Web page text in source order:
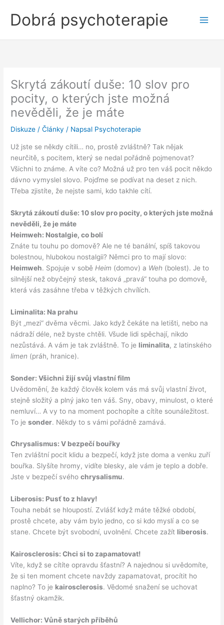
obsahDobrá psychoterapie
Skrytá zákoutí duše: 10 slov pro
pocity, o kterých jste možná
nevěděli, že je máte
Diskuze /Články / Napsal Psychoterapie
Už jste se někdy cítili… no, prostě zvláštně? Tak nějak
neurčitě, s pocitem, který se nedal pořádně pojmenovat?
Všichni to známe. A víte co? Možná už pro ten váš pocit někdo
dávno vymyslel slovo. Pojďme se podívat na deset z nich.
Třeba zjistíte, že nejste sami, kdo takhle cítí.
Skrytá zákoutí duše: 10 slov pro pocity, o kterých jste možná
nevěděli, že je máte
Heimweh: Nostalgie, co bolí
Znáte tu touhu po domově? Ale ne té banální, spíš takovou
bolestnou, hlubokou nostalgii? Němci pro to mají slovo:
Heimweh. Spojuje v sobě Heim (domov) a Weh (bolest). Je to
silnější než obyčejný stesk, taková „pravá“ touha po domově,
která vás zasáhne třeba v těžkých chvílích.
Liminalita: Na prahu
Být „mezi“ dvěma věcmi. Jako když čekáte na letišti, nebo na
nádraží déle, než byste chtěli. Všude lidi spěchají, nikdo
nezůstává. A vám je tak zvláštně. To je liminalita, z latinského
limen (práh, hranice).
Sonder: Všichni žijí svůj vlastní film
Uvědomění, že každý člověk kolem vás má svůj vlastní život,
stejně složitý a plný jako ten váš. Sny, obavy, minulost, o které
nemluví… A vy to na moment pochopíte a cítíte sounáležitost.
To jesonder. Někdy to s vámi pořádně zamává.
Chrysalismus: V bezpečí bouřky
Ten zvláštní pocit klidu a bezpečí, když jste doma a venku zuří
bouřka. Slyšíte hromy, vidíte blesky, ale vám je teplo a dobře.
Jste v bezpečí svéhochrysalismu.
Liberosis: Pusť to z hlavy!
Touha nebát se hloupostí. Zvlášť když máte těžké období,
prostě chcete, aby vám bylo jedno, co si kdo myslí a co se
stane. Chcete být svobodní, uvolnění. Chcete zažít liberosis.
Kairosclerosis: Chci si to zapamatovat!
Víte, když se cítíte opravdu šťastní? A najednou si uvědomíte,
že si ten moment chcete navždy zapamatovat, procítit ho
naplno? To je kairosclerosis. Vědomé snažení se uchovat
šťastný okamžik.
Vellichor: Vůně starých příběhů